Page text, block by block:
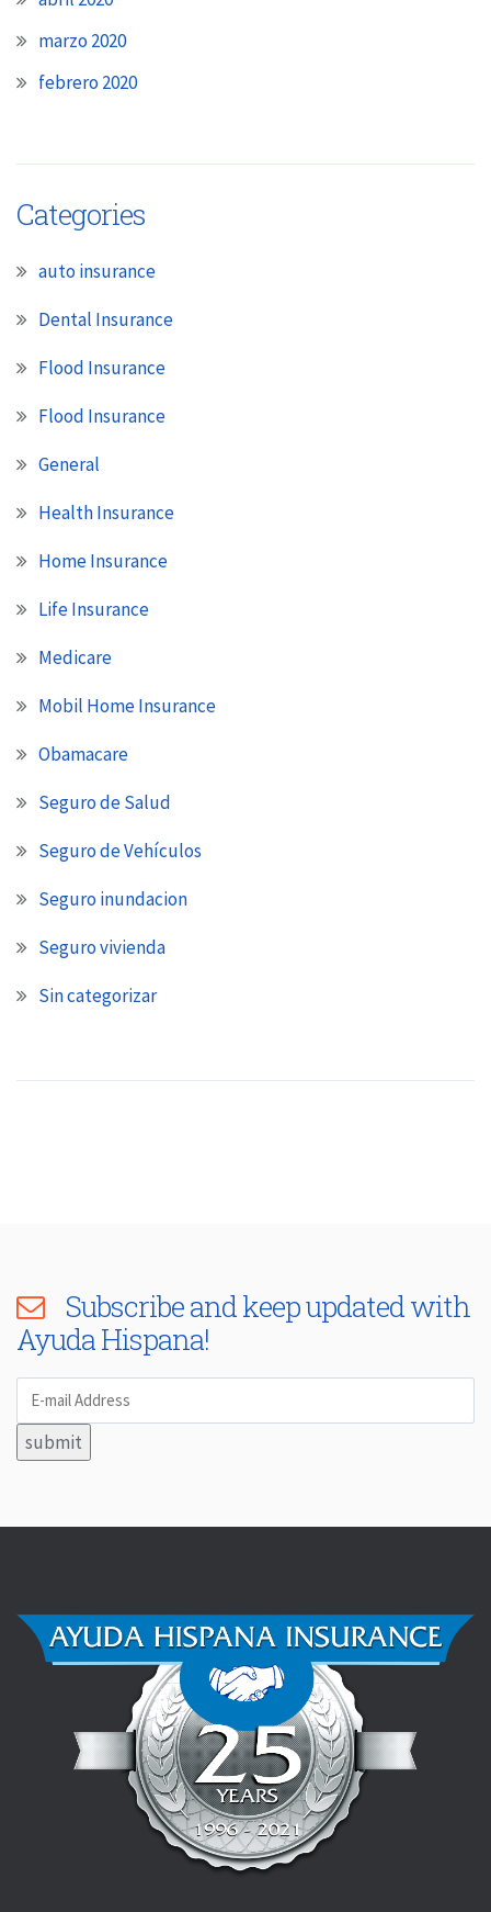
marzo 2020
febrero 2020
Categories
auto insurance
Dental Insurance
Flood Insurance
Flood Insurance
General
Health Insurance
Home Insurance
Life Insurance
Medicare
Mobil Home Insurance
Obamacare
Seguro de Salud
Seguro de Vehículos
Seguro inundacion
Seguro vivienda
Sin categorizar
Subscribe and keep updated with
Ayuda Hispana!